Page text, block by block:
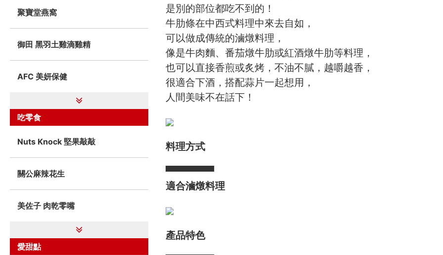
是別的部位都吃不到的！
牛肋條在中西式料理中來去自如，
可以做成傳統的滷燉料理，
像是牛肉麵、番茄燉牛肋或紅酒燉牛肋等料理，
也可以直接香煎或炙烤，不油不膩，越嚼越香，
很適合下酒，搭配蒜片一起想用，
人間美味不在話下！
料理方式
▀▀▀▀▀▀▀
適合滷燉料理
產品特色
聚寶堂燕窩
御田 黑羽土雞滴雞精
AFC 美妍保健
吃零食
Nuts Knock 堅果敲敲
關公麻辣花生
美佐子 肉乾零嘴
愛甜點